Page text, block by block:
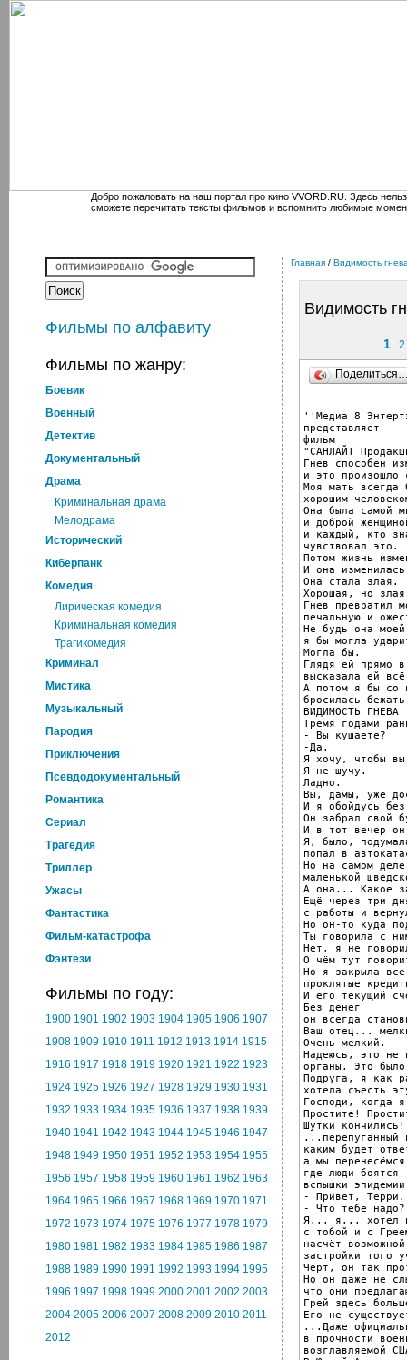
Добро пожаловать на наш портал про кино VVORD.RU. Здесь
сможете перечитать тексты фильмов и вспомнить любимые
Фильмы по алфавиту
Фильмы по жанру:
Боевик
Военный
Детектив
Документальный
Драма
Криминальная драма
Мелодрама
Исторический
Киберпанк
Комедия
Лирическая комедия
Криминальная комедия
Трагикомедия
Криминал
Мистика
Музыкальный
Пародия
Приключения
Псевдодокументальный
Романтика
Cериал
Трагедия
Триллер
Ужасы
Фантастика
Фильм-катастрофа
Фэнтези
Фильмы по году:
1900 1901 1902 1903 1904 1905 1906 1907
1908 1909 1910 1911 1912 1913 1914 1915
1916 1917 1918 1919 1920 1921 1922 1923
1924 1925 1926 1927 1928 1929 1930 1931
1932 1933 1934 1935 1936 1937 1938 1939
1940 1941 1942 1943 1944 1945 1946 1947
1948 1949 1950 1951 1952 1953 1954 1955
1956 1957 1958 1959 1960 1961 1962 1963
1964 1965 1966 1967 1968 1969 1970 1971
1972 1973 1974 1975 1976 1977 1978 1979
1980 1981 1982 1983 1984 1985 1986 1987
1988 1989 1990 1991 1992 1993 1994 1995
1996 1997 1998 1999 2000 2001 2002 2003
2004 2005 2006 2007 2008 2009 2010 2011
2012
Главная / Видимость
Видимость
1 2
''Медиа 8
представляет
фильм
"САНЛАЙТ
Гнев способен
и это произошло
Моя мать всегда
хорошим
Она была самой
и доброй
и каждый, кто
чувствовал это.
Потом жизнь
И она
Она стала злая.
Хорошая, но
Гнев превратил
печальную и
Не будь она
я бы могла
Могла бы.
Глядя ей прямо
высказала ей
А потом я бы со
бросилась
ВИДИМОСТЬ ГНЕВА
Тремя годами
- Вы кушаете?
-Да.
Я хочу, чтобы
Я не шучу.
Ладно.
Вы, дамы, уже
И я обойдусь
Он забрал свой
И в тот вечер
Я, было,
попал в
Но на самом
маленькой
А она... Какое
Ещё через три
с работы и
Но он-то куда
Ты говорила с
Нет, я не
О чём тут
Но я закрыла
проклятые
И его текущий
Без денег
он всегда
Ваш отец...
Очень мелкий.
Надеюсь, это не
органы. Это
Подруга, я как
хотела съесть
Господи, когда
Простите!
Шутки кончились!
...перепуганный
каким будет
а мы
где люди боятся
вспышки
- Привет, Терри.
- Что тебе надо?
Я... я... хотел
с тобой и с
насчёт возможной
застройки того
Чёрт, он так
Но он даже не
что они
Грей здесь
Его не
...Даже
в прочности
возглавляемой